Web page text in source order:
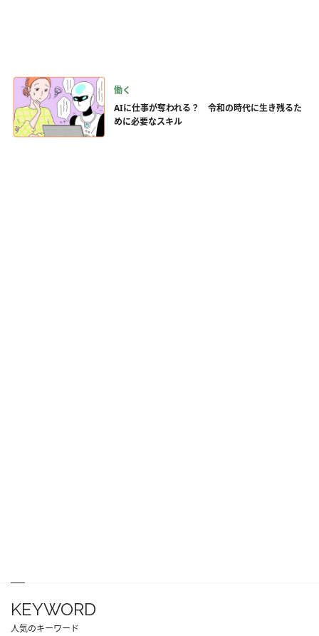
働く
AIに仕事が奪われる？ 令和の時代に生き残るた
めに必要なスキル
KEYWORD
人気のキーワード